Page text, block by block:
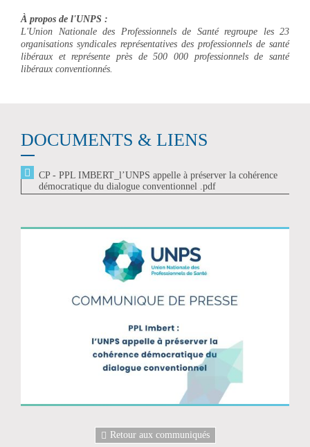
À propos de l'UNPS :
L'Union Nationale des Professionnels de Santé regroupe les 23
organisations syndicales représentatives des professionnels de santé
libéraux et représente près de 500 000 professionnels de santé
libéraux conventionnés.
DOCUMENTS & LIENS
CP - PPL IMBERT_l’UNPS appelle à préserver la cohérence
démocratique du dialogue conventionnel .pdf
Retour aux communiqués